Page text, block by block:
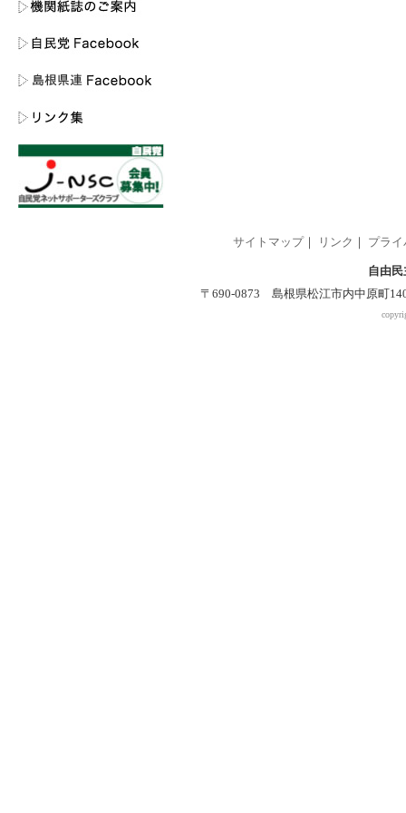
サイトマップ｜ リンク プラ
自由
〒690-0873 島根県松江市内中原町